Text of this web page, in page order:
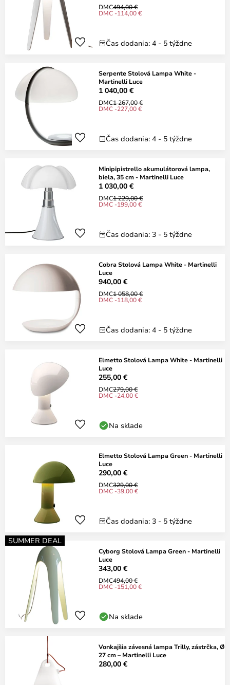
DMC494,00 €
DMC -114,00 €
Čas dodania: 4 - 5 týždne
Serpente Stolová Lampa White -
Martinelli Luce
1 040,00 €
DMC1 267,00 €
DMC -227,00 €
Čas dodania: 4 - 5 týždne
Minipipistrello akumulátorová lampa,
biela, 35 cm - Martinelli Luce
1 030,00 €
DMC1 229,00 €
DMC -199,00 €
Čas dodania: 3 - 5 týždne
Cobra Stolová Lampa White - Martinelli
Luce
940,00 €
DMC1 058,00 €
DMC -118,00 €
Čas dodania: 4 - 5 týždne
Elmetto Stolová Lampa White - Martinelli
Luce
255,00 €
DMC279,00 €
DMC -24,00 €
Na sklade
Elmetto Stolová Lampa Green - Martinelli
Luce
290,00 €
DMC329,00 €
DMC -39,00 €
Čas dodania: 3 - 5 týždne
SUMMER DEAL
Cyborg Stolová Lampa Green - Martinelli
Luce
343,00 €
DMC494,00 €
DMC -151,00 €
Na sklade
Vonkajšia závesná lampa Trilly, zástrčka, Ø
27 cm – Martinelli Luce
280,00 €